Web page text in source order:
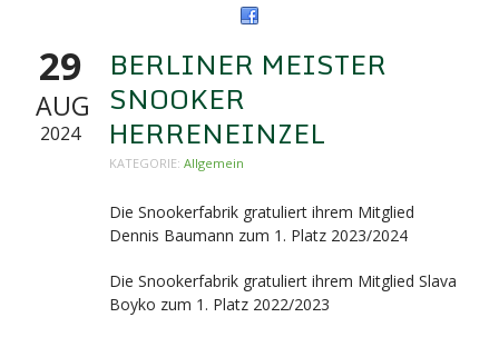
29
AUG
2024
BERLINER MEISTER
SNOOKER
HERRENEINZEL
KATEGORIE: Allgemein
Die Snookerfabrik gratuliert ihrem Mitglied
Dennis Baumann zum 1. Platz 2023/2024
Die Snookerfabrik gratuliert ihrem Mitglied Slava
Boyko zum 1. Platz 2022/2023